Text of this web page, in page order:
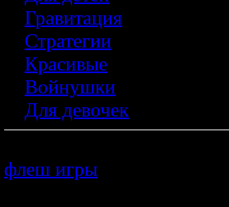
Гравитация
Стратегии
Красивые
Войнушки
Для девочек
флеш игры